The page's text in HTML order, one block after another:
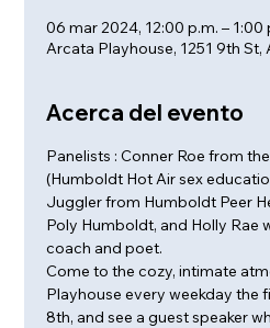
06 mar 2024, 12:00 p.m. – 1:00
Arcata Playhouse, 1251 9th St,
Acerca del evento
Panelists : Conner Roe from
(Humboldt Hot Air sex
Juggler from Humboldt Peer
Poly Humboldt, and Holly Rae
coach and poet.
Come to the cozy, intimate
Playhouse every weekday the
8th, and see a guest speaker